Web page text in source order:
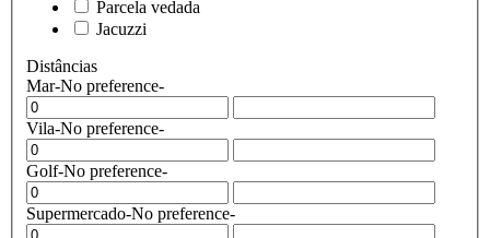
Parcela vedada
Jacuzzi
Distâncias
Mar-No preference-
Vila-No preference-
Golf-No preference-
Supermercado-No preference-